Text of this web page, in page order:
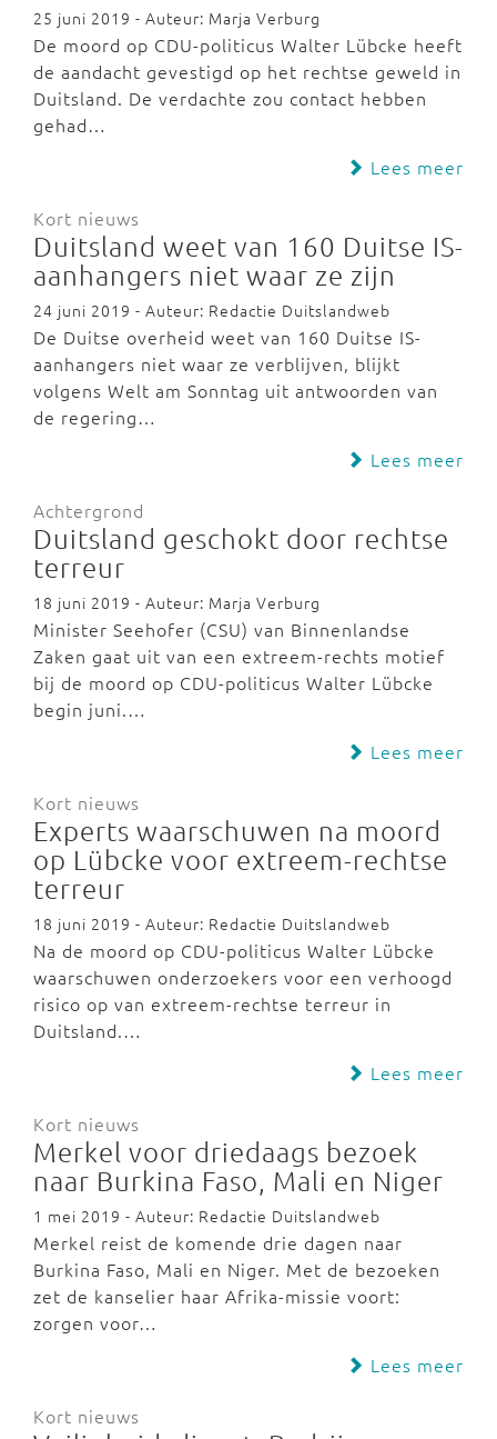
25 juni 2019 - Auteur: Marja Verburg
De moord op CDU-politicus Walter Lübcke heeft
de aandacht gevestigd op het rechtse geweld in
Duitsland. De verdachte zou contact hebben
gehad…
Lees meer
Kort nieuws
Duitsland weet van 160 Duitse IS-
aanhangers niet waar ze zijn
24 juni 2019 - Auteur: Redactie Duitslandweb
De Duitse overheid weet van 160 Duitse IS-
aanhangers niet waar ze verblijven, blijkt
volgens Welt am Sonntag uit antwoorden van
de regering…
Lees meer
Achtergrond
Duitsland geschokt door rechtse
terreur
18 juni 2019 - Auteur: Marja Verburg
Minister Seehofer (CSU) van Binnenlandse
Zaken gaat uit van een extreem-rechts motief
bij de moord op CDU-politicus Walter Lübcke
begin juni.…
Lees meer
Kort nieuws
Experts waarschuwen na moord
op Lübcke voor extreem-rechtse
terreur
18 juni 2019 - Auteur: Redactie Duitslandweb
Na de moord op CDU-politicus Walter Lübcke
waarschuwen onderzoekers voor een verhoogd
risico op van extreem-rechtse terreur in
Duitsland.…
Lees meer
Kort nieuws
Merkel voor driedaags bezoek
naar Burkina Faso, Mali en Niger
1 mei 2019 - Auteur: Redactie Duitslandweb
Merkel reist de komende drie dagen naar
Burkina Faso, Mali en Niger. Met de bezoeken
zet de kanselier haar Afrika-missie voort:
zorgen voor…
Lees meer
Kort nieuws